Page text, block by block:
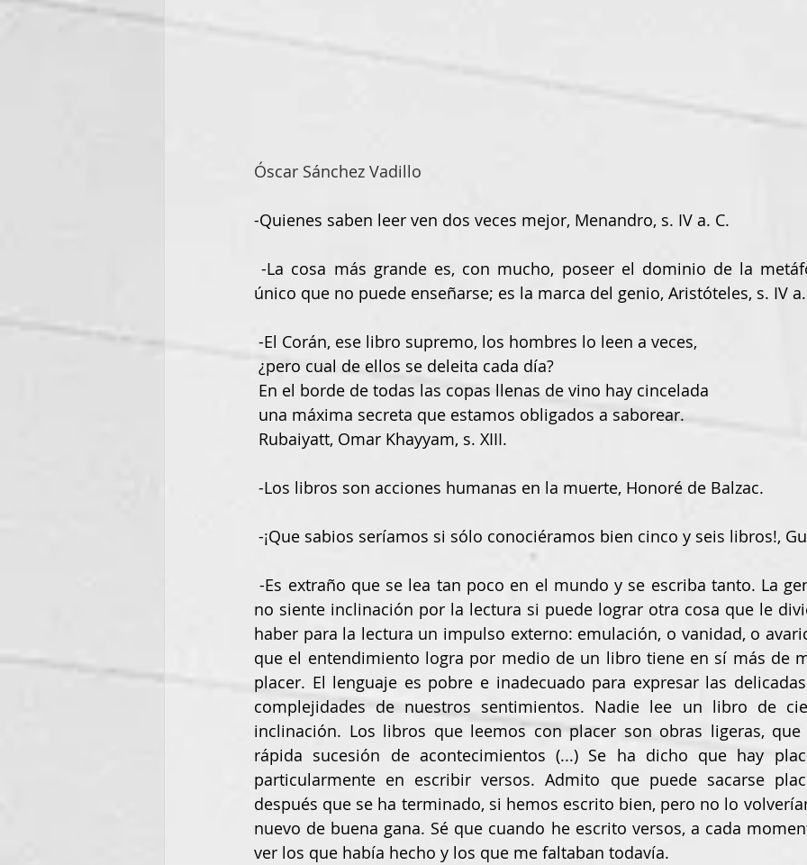
Óscar Sánchez Vadillo
-Quienes saben leer ven dos veces mejor, Menandro, s. IV a. C.
-La cosa más grande es, con mucho, poseer el dominio de la metáfora. Esto es lo
único que no puede enseñarse; es la marca del genio, Aristóteles, s. IV
-El Corán, ese libro supremo, los hombres lo leen a veces,
¿pero cual de ellos se deleita cada día?
En el borde de todas las copas llenas de vino hay cincelada
una máxima secreta que estamos obligados a saborear.
Rubaiyatt, Omar Khayyam, s. XIII.
-Los libros son acciones humanas en la muerte, Honoré de Balzac.
-¡Que sabios seríamos si sólo conociéramos bien cinco y seis libros!,
-Es extraño que se lea tan poco en el mundo y se escriba tanto. La gente, en general,
no siente inclinación por la lectura si puede lograr otra cosa que le
haber para la lectura un impulso externo: emulación, o vanidad, o
que el entendimiento logra por medio de un libro tiene en sí más de
placer. El lenguaje es pobre e inadecuado para expresar las
complejidades de nuestros sentimientos. Nadie lee un libro de
inclinación. Los libros que leemos con placer son obras ligeras,
rápida sucesión de acontecimientos (...) Se ha dicho que hay
particularmente en escribir versos. Admito que puede sacarse
después que se ha terminado, si hemos escrito bien, pero no lo
nuevo de buena gana. Sé que cuando he escrito versos, a cada
ver los que había hecho y los que me faltaban todavía.